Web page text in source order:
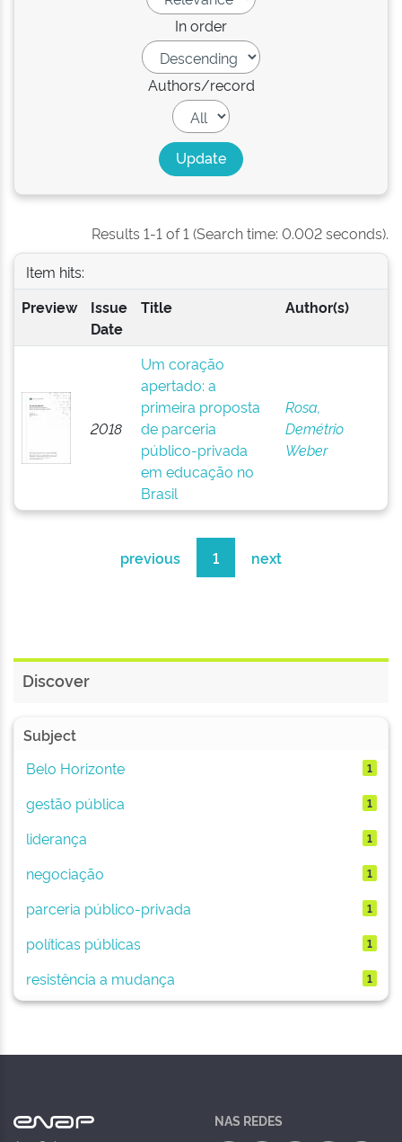
In order
Authors/record
Results 1-1 of 1 (Search time: 0.002 seconds).
Item hits:
Preview
Issue
Date
Title Author(s)
2018
Um coração
apertado: a
primeira proposta
de parceria
público-privada
em educação no
Brasil
Rosa,
Demétrio
Weber
previous 1 next
Discover
Subject
Belo Horizonte
1
gestão pública 1
liderança 1
negociação 1
parceria público-privada 1
políticas públicas 1
resistência a mudança 1
NAS REDES